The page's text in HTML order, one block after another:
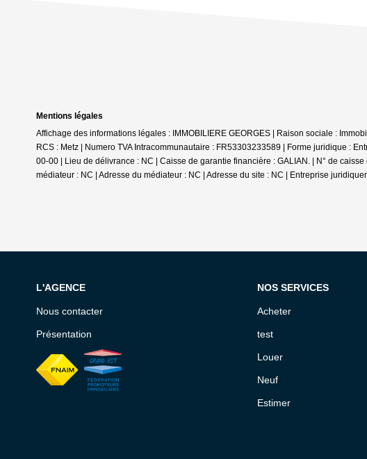
Mentions légales
Affichage des informations légales : IMMOBILIERE GEORGES | Raison sociale :
RCS : Metz | Numero TVA Intracommunautaire : FR53303233589 | Forme juridique :
00-00 | Lieu de délivrance : NC | Caisse de garantie financière : GALIAN. | N° de
médiateur : NC | Adresse du médiateur : NC | Adresse du site : NC |
Entreprise
L'AGENCE
Nous contacter
Présentation
NOS SERVICES
Acheter
test
Louer
Neuf
Estimer